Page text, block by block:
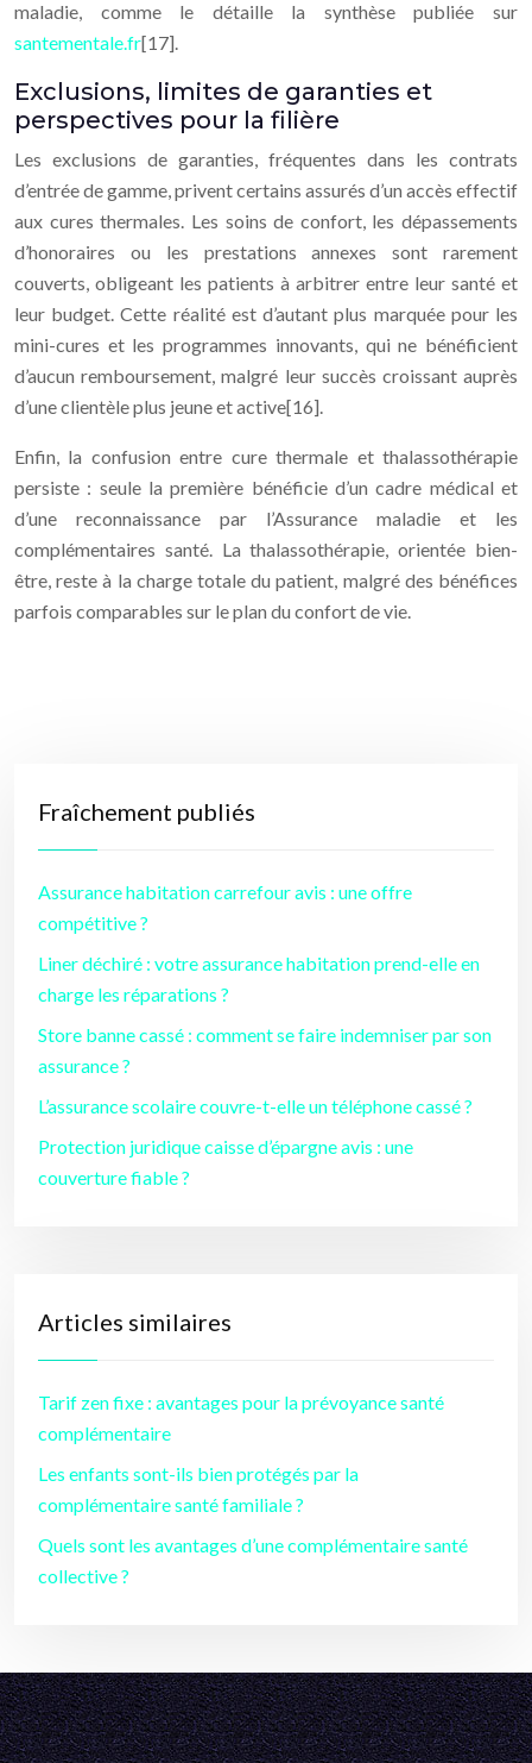
maladie, comme le détaille la synthèse publiée sur
santementale.fr[17].
Exclusions, limites de garanties et
perspectives pour la filière
Les exclusions de garanties, fréquentes dans les contrats
d’entrée de gamme, privent certains assurés d’un accès effectif
aux cures thermales. Les soins de confort, les dépassements
d’honoraires ou les prestations annexes sont rarement
couverts, obligeant les patients à arbitrer entre leur santé et
leur budget. Cette réalité est d’autant plus marquée pour les
mini-cures et les programmes innovants, qui ne bénéficient
d’aucun remboursement, malgré leur succès croissant auprès
d’une clientèle plus jeune et active[16].
Enfin, la confusion entre cure thermale et thalassothérapie
persiste : seule la première bénéficie d’un cadre médical et
d’une reconnaissance par l’Assurance maladie et les
complémentaires santé. La thalassothérapie, orientée bien-
être, reste à la charge totale du patient, malgré des bénéfices
parfois comparables sur le plan du confort de vie.
Fraîchement publiés
Assurance habitation carrefour avis : une offre
compétitive ?
Liner déchiré : votre assurance habitation prend-elle en
charge les réparations ?
Store banne cassé : comment se faire indemniser par son
assurance ?
L’assurance scolaire couvre-t-elle un téléphone cassé ?
Protection juridique caisse d’épargne avis : une
couverture fiable ?
Articles similaires
Tarif zen fixe : avantages pour la prévoyance santé
complémentaire
Les enfants sont-ils bien protégés par la
complémentaire santé familiale ?
Quels sont les avantages d’une complémentaire santé
collective ?